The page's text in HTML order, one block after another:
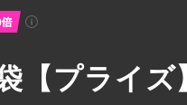
【プライズ